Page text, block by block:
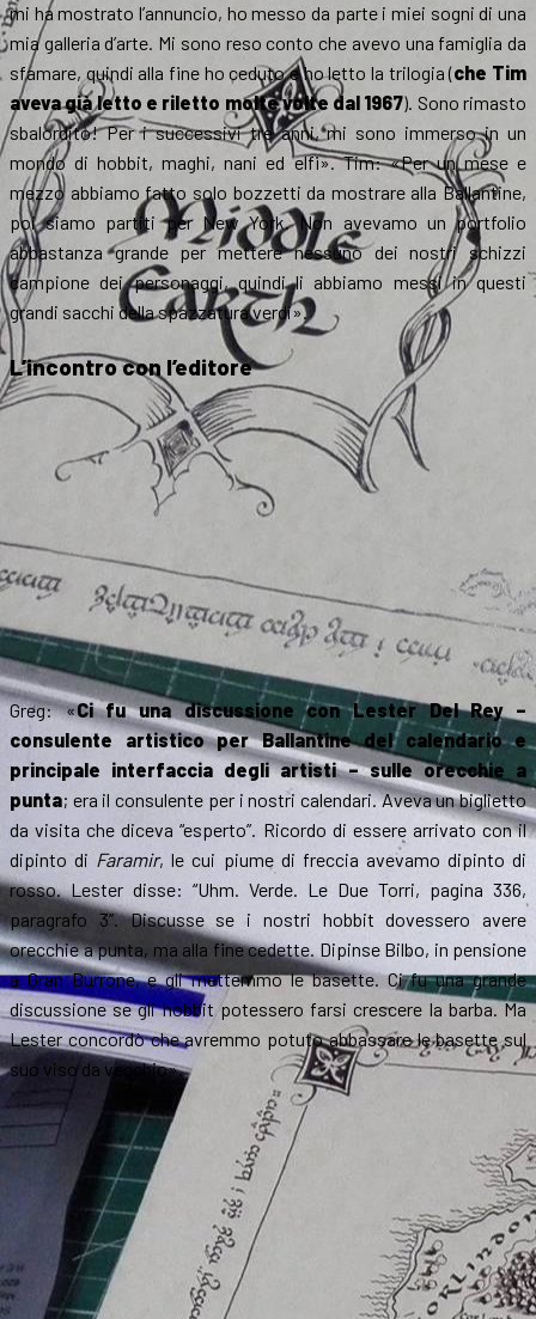
mi ha mostrato l’annuncio, ho messo da parte i miei sogni di una
mia galleria d’arte. Mi sono reso conto che avevo una famiglia da
sfamare, quindi alla fine ho ceduto e ho letto la trilogia (che Tim
aveva già letto e riletto molte volte dal 1967). Sono rimasto
sbalordito! Per i successivi tre anni, mi sono immerso in un
mondo di hobbit, maghi, nani ed elfi». Tim: «Per un mese e
mezzo abbiamo fatto solo bozzetti da mostrare alla Ballantine,
poi siamo partiti per New York. Non avevamo un portfolio
abbastanza grande per mettere nessuno dei nostri schizzi
campione dei personaggi, quindi li abbiamo messi in questi
grandi sacchi della spazzatura verdi».
L’incontro con l’editore
Greg: «Ci fu una discussione con Lester Del Rey –
consulente artistico per Ballantine del calendario e
principale interfaccia degli artisti – sulle orecchie a
punta; era il consulente per i nostri calendari. Aveva un biglietto
da visita che diceva “esperto”. Ricordo di essere arrivato con il
dipinto di Faramir, le cui piume di freccia avevamo dipinto di
rosso. Lester disse: “Uhm. Verde. Le Due Torri, pagina 336,
paragrafo 3”. Discusse se i nostri hobbit dovessero avere
orecchie a punta, ma alla fine cedette. Dipinse Bilbo, in pensione
a Gran Burrone, e gli mettemmo le basette. Ci fu una grande
discussione se gli hobbit potessero farsi crescere la barba. Ma
Lester concordò che avremmo potuto abbassare le basette sul
suo viso da vecchio».